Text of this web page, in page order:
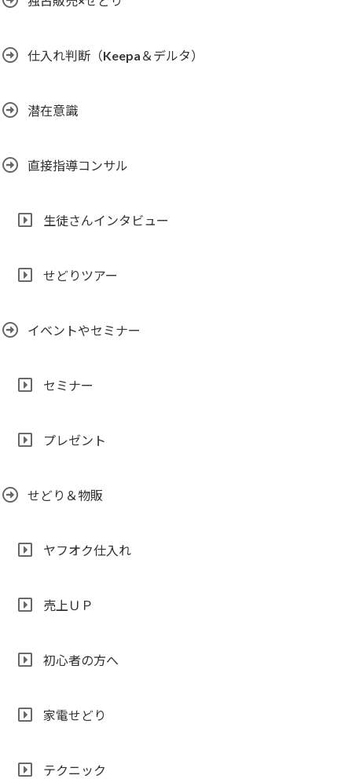
仕入れ判断（Keepa＆デルタ）
潜在意識
直接指導コンサル
生徒さんインタビュー
せどりツアー
イベントやセミナー
セミナー
プレゼント
せどり＆物販
ヤフオク仕入れ
売上ＵＰ
初心者の方へ
家電せどり
テクニック